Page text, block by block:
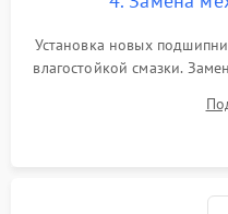
Установка новых
влагостойкой смазки.
или